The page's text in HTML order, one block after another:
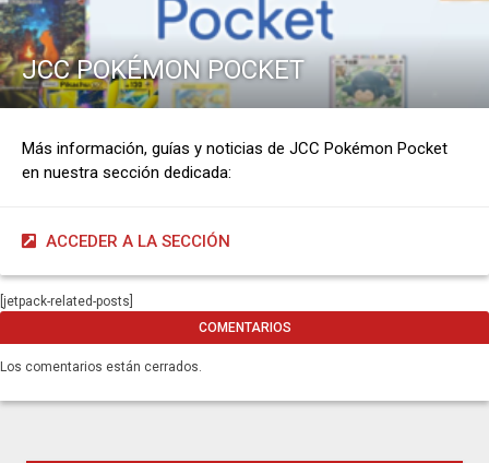
JCC POKÉMON POCKET
Más información, guías y noticias de JCC Pokémon Pocket
en nuestra sección dedicada:
ACCEDER A LA SECCIÓN
[jetpack-related-posts]
COMENTARIOS
Los comentarios están cerrados.